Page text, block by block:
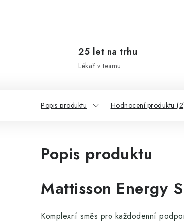
25 let na trhu
Lékař v teamu
Popis produktu Hodnocení produktu (2)
Popis produktu
Mattisson Energy
Komplexní směs pro každodenní